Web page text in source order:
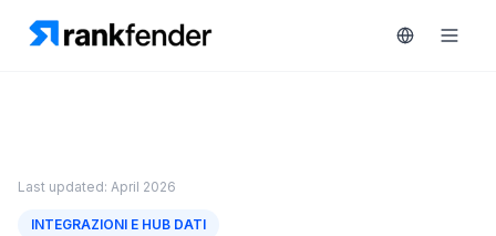
Piattaforma
Free Trial
Last updated: April 2026
INTEGRAZIONI E HUB DATI